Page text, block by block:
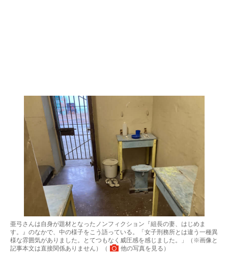
亜弓さんは自身が題材となったノンフィクション『組長の妻、はじめま
す。』のなかで、中の様子をこう語っている。「女子刑務所とは違う一種異
様な雰囲気がありました。とてつもなく威圧感を感じました。」（※画像と
記事本文は直接関係ありません）（
他の写真を見る ）